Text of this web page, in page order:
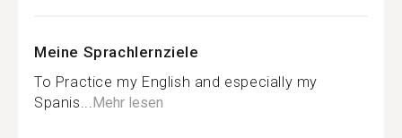
Meine Sprachlernziele
To Practice my English and especially my
Spanis...Mehr lesen